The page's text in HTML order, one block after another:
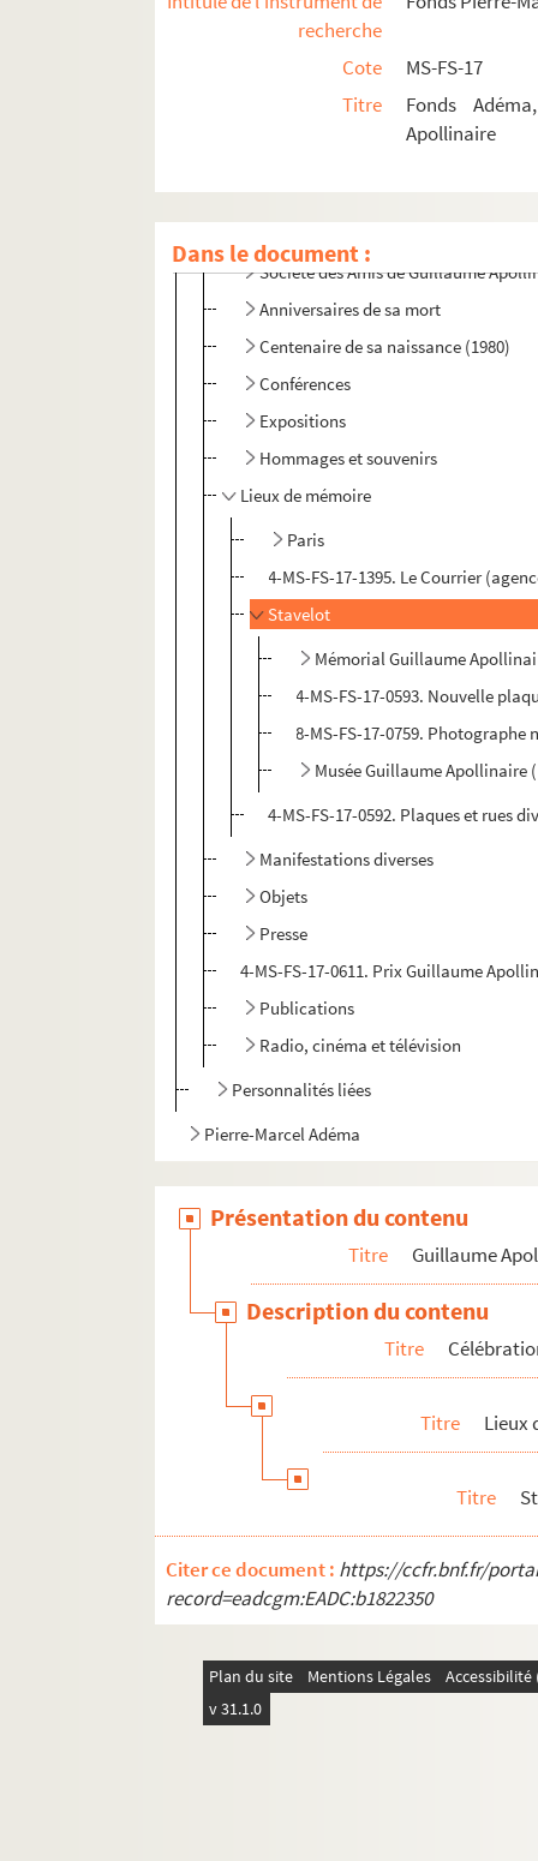
recherche
Cote
MS-FS-17
Titre
Fonds
Apollinaire
Dans le document :
Biographie
Célébration et rayonnement
Société des Amis de Guillaume
Anniversaires de sa mort
Centenaire de sa naissance (1980)
Conférences
Expositions
Hommages et souvenirs
Lieux de mémoire
Paris
4-MS-FS-17-1395. Le Courrier
Stavelot
Mémorial Guillaume
4-MS-FS-17-0593. Nouvelle
8-MS-FS-17-0759.
Musée Guillaume Apollinaire
4-MS-FS-17-0592. Plaques et rues
Manifestations diverses
Objets
Presse
4-MS-FS-17-0611. Prix Guillaume
Publications
Radio, cinéma et télévision
Personnalités liées
Pierre-Marcel Adéma
Présentation du contenu
Titre Guillaume
Description du contenu
Titre
Titre Lieux
Titre
Citer ce document : https://ccfr.bnf.fr/
record=eadcgm:EADC:b1822350
Plan du site Mentions Légales
v 31.1.0